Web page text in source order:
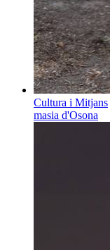
Cultura i Mitjans
masia d'Osona